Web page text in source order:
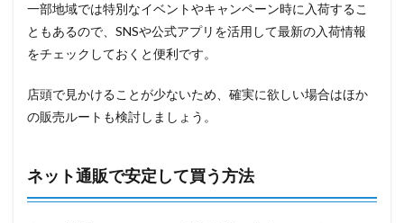
一部地域では特別なイベントやキャンペーン時に入荷するこ
ともあるので、SNSや公式アプリを活用して最新の入荷情報
をチェックしておくと便利です。
店頭で見かけることが少ないため、確実に欲しい場合はほか
の販売ルートも検討しましょう。
ネット通販で安定して買う方法